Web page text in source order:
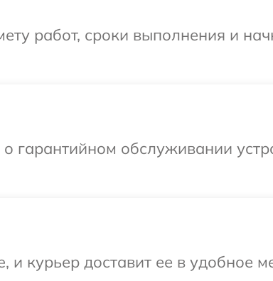
работ, сроки выполнения и
гарантийном обслуживании
курьер доставит ее в удобное